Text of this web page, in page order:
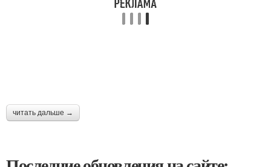
читать дальше →